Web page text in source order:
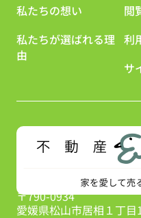
私たちの想い
私たちが選ばれる理
由
閲
利
サ
〒790-0934
愛媛県松山市居相１丁